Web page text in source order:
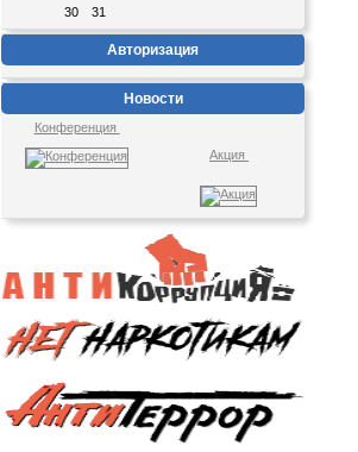
30
31
Авторизация
Новости
Конференция
Акция